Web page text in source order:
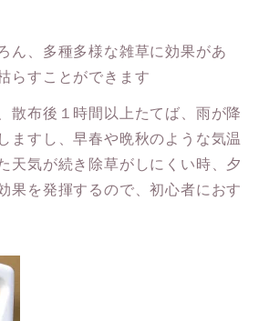
ん、多種多様な雑草に効果があ
らすことができます
散布後１時間以上たてば、雨が降
ますし、早春や晩秋のような気温
天気が続き除草がしにくい時、夕
果を発揮するので、初心者におす